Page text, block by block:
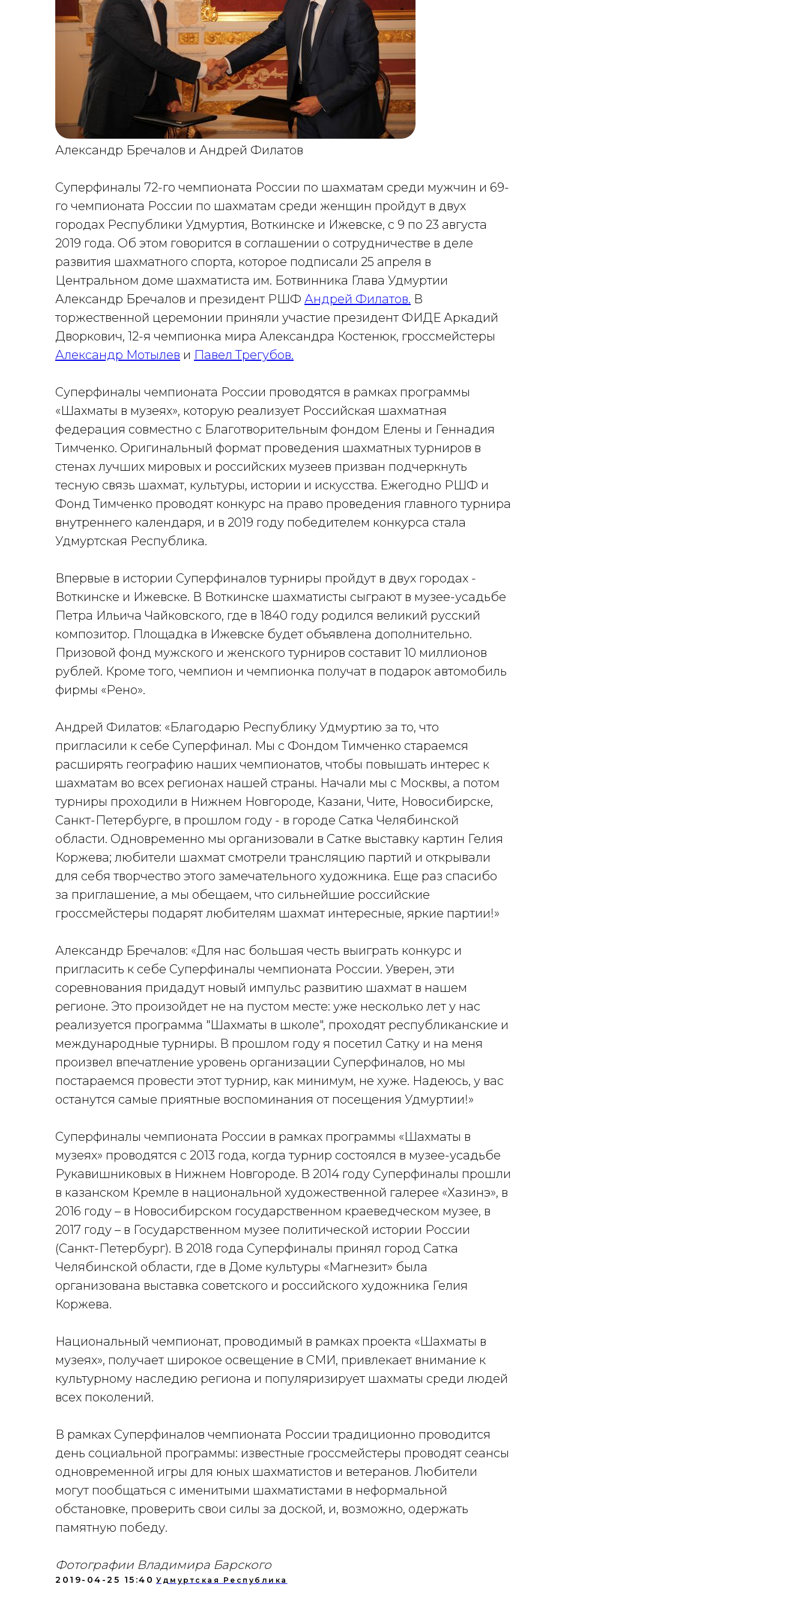
Александр Бречалов и Андрей Филатов
Суперфиналы 72-го чемпионата России по шахматам среди мужчин и 69-
го чемпионата России по шахматам среди женщин пройдут в двух
городах Республики Удмуртия, Воткинске и Ижевске, с 9 по 23 августа
2019 года. Об этом говорится в соглашении о сотрудничестве в деле
развития шахматного спорта, которое подписали 25 апреля в
Центральном доме шахматиста им. Ботвинника Глава Удмуртии
Александр Бречалов и президент РШФ Андрей Филатов. В
торжественной церемонии приняли участие президент ФИДЕ Аркадий
Дворкович, 12-я чемпионка мира Александра Костенюк, гроссмейстеры
Александр Мотылев и Павел Трегубов.
Суперфиналы чемпионата России проводятся в рамках программы
«Шахматы в музеях», которую реализует Российская шахматная
федерация совместно с Благотворительным фондом Елены и Геннадия
Тимченко. Оригинальный формат проведения шахматных турниров в
стенах лучших мировых и российских музеев призван подчеркнуть
тесную связь шахмат, культуры, истории и искусства. Ежегодно РШФ и
Фонд Тимченко проводят конкурс на право проведения главного турнира
внутреннего календаря, и в 2019 году победителем конкурса стала
Удмуртская Республика.
Впервые в истории Суперфиналов турниры пройдут в двух городах -
Воткинске и Ижевске. В Воткинске шахматисты сыграют в музее-усадьбе
Петра Ильича Чайковского, где в 1840 году родился великий русский
композитор. Площадка в Ижевске будет объявлена дополнительно.
Призовой фонд мужского и женского турниров составит 10 миллионов
рублей. Кроме того, чемпион и чемпионка получат в подарок автомобиль
фирмы «Рено».
Андрей Филатов: «Благодарю Республику Удмуртию за то, что
пригласили к себе Суперфинал. Мы с Фондом Тимченко стараемся
расширять географию наших чемпионатов, чтобы повышать интерес к
шахматам во всех регионах нашей страны. Начали мы с Москвы, а потом
турниры проходили в Нижнем Новгороде, Казани, Чите, Новосибирске,
Санкт-Петербурге, в прошлом году - в городе Сатка Челябинской
области. Одновременно мы организовали в Сатке выставку картин Гелия
Коржева; любители шахмат смотрели трансляцию партий и открывали
для себя творчество этого замечательного художника. Еще раз спасибо
за приглашение, а мы обещаем, что сильнейшие российские
гроссмейстеры подарят любителям шахмат интересные, яркие партии!»
Александр Бречалов: «Для нас большая честь выиграть конкурс и
пригласить к себе Суперфиналы чемпионата России. Уверен, эти
соревнования придадут новый импульс развитию шахмат в нашем
регионе. Это произойдет не на пустом месте: уже несколько лет у нас
реализуется программа "Шахматы в школе", проходят республиканские и
международные турниры. В прошлом году я посетил Сатку и на меня
произвел впечатление уровень организации Суперфиналов, но мы
постараемся провести этот турнир, как минимум, не хуже. Надеюсь, у вас
останутся самые приятные воспоминания от посещения Удмуртии!»
Суперфиналы чемпионата России в рамках программы «Шахматы в
музеях» проводятся с 2013 года, когда турнир состоялся в музее-усадьбе
Рукавишниковых в Нижнем Новгороде. В 2014 году Суперфиналы прошли
в казанском Кремле в национальной художественной галерее «Хазинэ», в
2016 году – в Новосибирском государственном краеведческом музее, в
2017 году – в Государственном музее политической истории России
(Санкт-Петербург). В 2018 года Суперфиналы принял город Сатка
Челябинской области, где в Доме культуры «Магнезит» была
организована выставка советского и российского художника Гелия
Коржева.
Национальный чемпионат, проводимый в рамках проекта «Шахматы в
музеях», получает широкое освещение в СМИ, привлекает внимание к
культурному наследию региона и популяризирует шахматы среди людей
всех поколений.
В рамках Суперфиналов чемпионата России традиционно проводится
день социальной программы: известные гроссмейстеры проводят сеансы
одновременной игры для юных шахматистов и ветеранов. Любители
могут пообщаться с именитыми шахматистами в неформальной
обстановке, проверить свои силы за доской, и, возможно, одержать
памятную победу.
Фотографии Владимира Барского
2019-04-25 15:40 Удмуртская Республика